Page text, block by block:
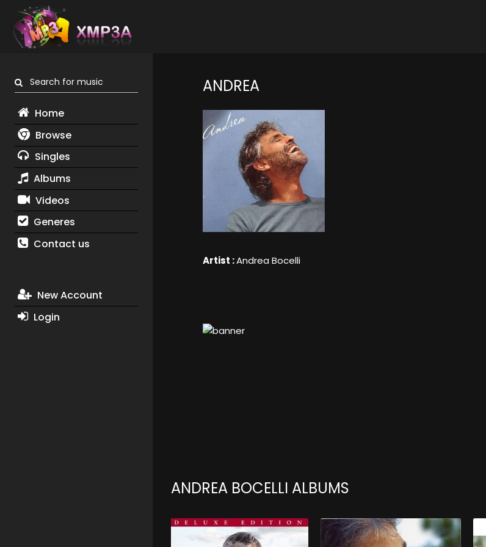
Search for music
Home
Browse
Singles
Albums
Videos
Generes
Contact us
New Account
Login
ANDREA
Artist :Andrea Bocelli
ANDREA BOCELLI ALBUMS